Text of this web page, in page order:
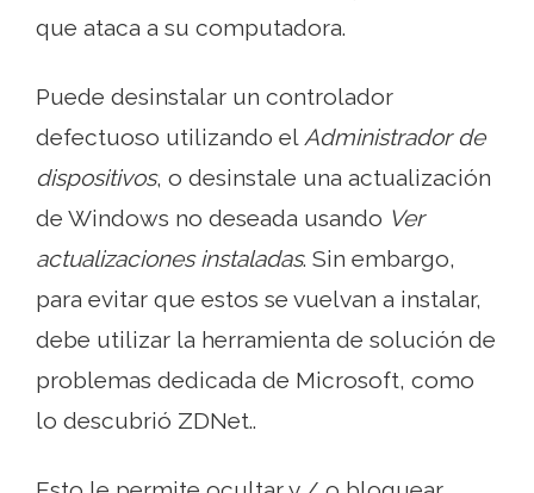
que ataca a su computadora.
Puede desinstalar un controlador
defectuoso utilizando el Administrador de
dispositivos, o desinstale una actualización
de Windows no deseada usando Ver
actualizaciones instaladas. Sin embargo,
para evitar que estos se vuelvan a instalar,
debe utilizar la herramienta de solución de
problemas dedicada de Microsoft, como
lo descubrió ZDNet..